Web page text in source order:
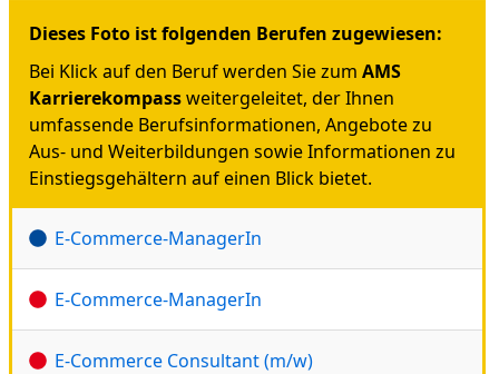
Dieses Foto ist folgenden Berufen zugewiesen:
Bei Klick auf den Beruf werden Sie zum AMS
Karrierekompassweitergeleitet, der Ihnen
umfassende Berufsinformationen, Angebote zu
Aus- und Weiterbildungen sowie Informationen zu
Einstiegsgehältern auf einen Blick bietet.
E-Commerce-ManagerIn
E-Commerce-ManagerIn
E-Commerce Consultant (m/w)